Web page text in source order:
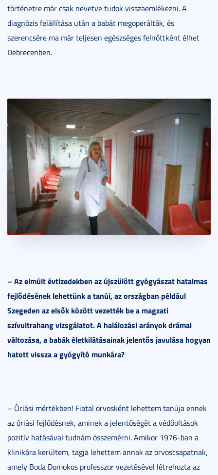
történetre már csak nevetve tudok visszaemlékezni. A
diagnózis felállítása után a babát megoperálták, és
szerencsére ma már teljesen egészséges felnőttként élhet
Debrecenben.
– Az elmúlt évtizedekben az újszülött gyógyászat hatalmas
fejlődésének lehettünk a tanúi, az országban például
Szegeden az elsők között vezették be a magzati
szívultrahang vizsgálatot. A halálozási arányok drámai
változása, a babák életkilátásainak jelentős javulása hogyan
hatott vissza a gyógyító munkára?
– Óriási mértékben! Fiatal orvosként lehettem tanúja ennek
az óriási fejlődésnek, aminek a jelentőségét a védőoltások
pozitív hatásával tudnám összemérni. Amikor 1976-ban a
klinikára kerültem, tagja lehettem annak az orvoscsapatnak,
amely Boda Domokos professzor vezetésével létrehozta az